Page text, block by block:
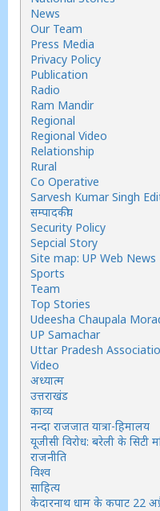
News
Our Team
Press Media
Privacy Policy
Publication
Radio
Ram Mandir
Regional
Regional Video
Relationship
Rural
Co Operative
Sarvesh Kumar Singh
सम्पादकीय
Security Policy
Sepcial Story
Site map: UP Web News
Sports
Team
Top Stories
Udeesha Chaupala
UP Samachar
Uttar Pradesh
Video
अध्यात्म
उत्तराखंड
काव्य
नन्दा राजजात यात्रा-हिमालय
यूजीसी विरोध: बरेली के सिटी
राजनीति
विश्व
साहित्य
केदारनाथ धाम के कपाट 22